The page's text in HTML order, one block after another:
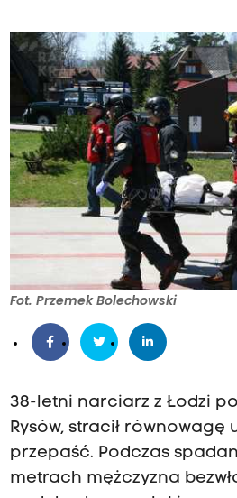
Fot. Przemek Bolechowski
38-letni narciarz z Łodzi
Rysów, stracił równowagę
przepaść. Podczas
metrach mężczyzna